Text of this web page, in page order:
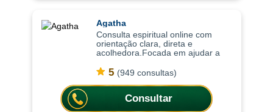
Agatha
Consulta espiritual online com
orientação clara, direta e
acolhedora.Focada em ajudar a
trazendo clareza, equilíbrio
emocional e orientação para
decisões importantes da vi
5 (949 consultas)
Consultar